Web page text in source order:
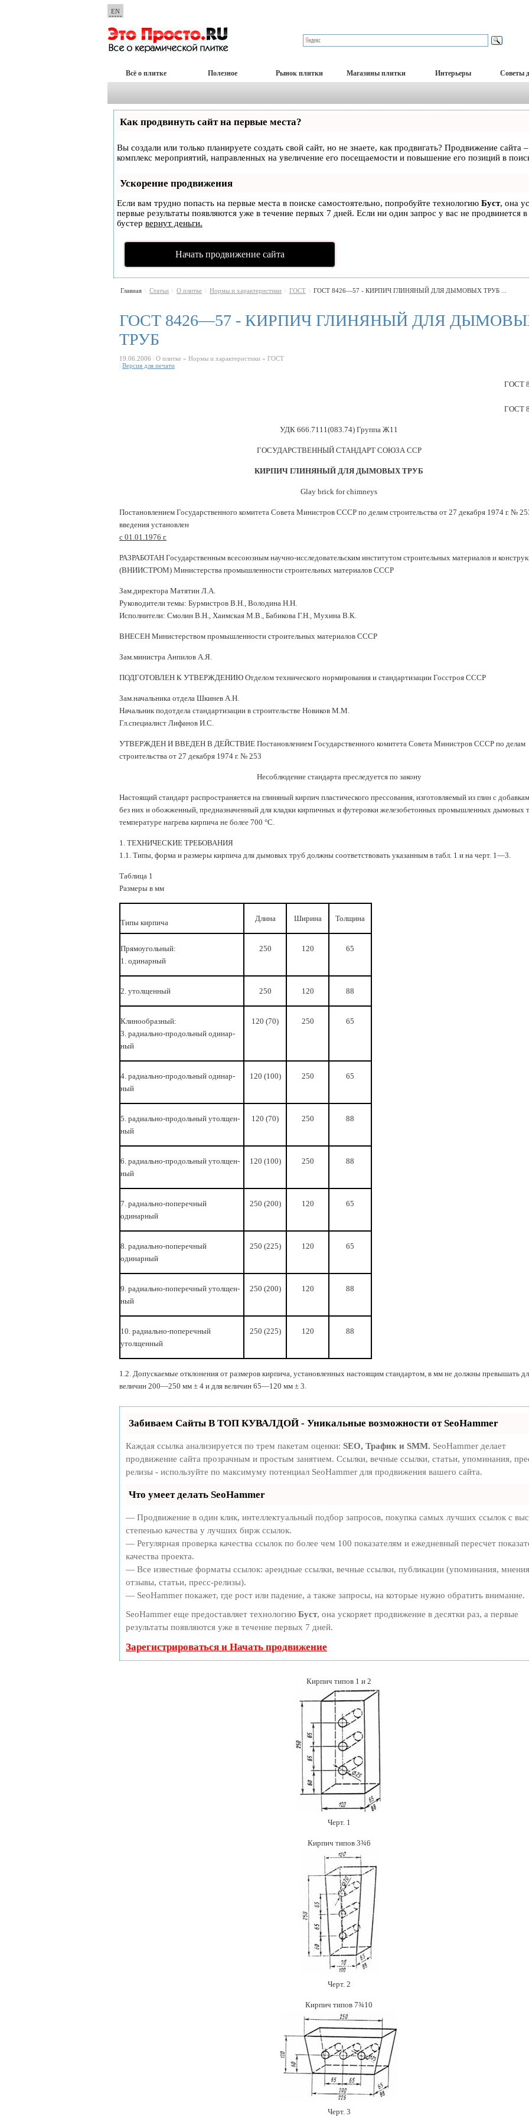
EN
Всё о плитке Полезное Рынок плитки Магазины плитки Интерьеры Советы
Как продвинуть сайт на первые места?
Вы создали или только планируете создать свой сайт, но не знаете, как продвигать? Продвижение сайта
комплекс мероприятий, направленных на увеличение его посещаемости и повышение его позиций в
Ускорение продвижения
Если вам трудно попасть на первые места в поиске самостоятельно, попробуйте технологию Буст, она
первые результаты появляются уже в течение первых 7 дней. Если ни один запрос у вас не продвинется
бустер вернут деньги.
Начать продвижение сайта
Главная \ Статьи \ О плитке \ Нормы и характеристики \ ГОСТ \ ГОСТ 8426—57 - КИРПИЧ ГЛИНЯНЫЙ ДЛЯ ДЫМОВЫХ ТРУБ ...
ГОСТ 8426—57 - КИРПИЧ ГЛИНЯНЫЙ ДЛЯ
ТРУБ
19.06.2006
О плитке » Нормы и характеристики » ГОСТ
Версия для печати
ГОСТ
ГОСТ
УДК 666.7111(083.74) Группа Ж11
ГОСУДАРСТВЕННЫЙ СТАНДАРТ СОЮЗА ССР
КИРПИЧ ГЛИНЯНЫЙ ДЛЯ ДЫМОВЫХ ТРУБ
Glay brick for chimneys
Постановлением Государственного комитета Совета Министров СССР по делам строительства от 27 декабря 1974 г. №
введения установлен
с 01.01.1976 г.
РАЗРАБОТАН Государственным всесоюзным научно-исследовательским институтом строительных материалов и
(ВНИИСТРОМ) Министерства промышленности строительных материалов СССР
Зам.директора Матятин Л.А.
Руководители темы: Бурмистров В.Н., Володина Н.Н.
Исполнители: Смолин В.Н., Хаимская М.В., Бабикова Г.Н., Мухина В.К.
ВНЕСЕН Министерством промышленности строительных материалов СССР
Зам.министра Анпилов А.Я.
ПОДГОТОВЛЕН К УТВЕРЖДЕНИЮ Отделом технического нормирования и стандартизации Госстроя СССР
Зам.начальника отдела Шкинев А.Н.
Начальник подотдела стандартизации в строительстве Новиков М.М.
Гл.специалист Лифанов И.С.
УТВЕРЖДЕН И ВВЕДЕН В ДЕЙСТВИЕ Постановлением Государственного комитета Совета Министров СССР по делам
строительства от 27 декабря 1974 г. № 253
Несоблюдение стандарта преследуется по закону
Настоящий стандарт распространяется на глиняный кирпич пластического прессования, изготовляемый из глин с
без них и обожженный, предназначенный для кладки кирпич­ных и футеровки железобетонных промышленных дымовых
температуре нагрева кирпича не более 700 °С.
1. ТЕХНИЧЕСКИЕ ТРЕБОВАНИЯ
1.1. Типы, форма и размеры кирпича для дымовых труб долж­ны соответствовать указанным в табл. 1 и на черт. 1—3.
Таблица 1
Размеры в мм
Типы кирпича Длина Ширина Толщина
Прямоугольный:
1. одинарный
250 120 65
2. утолщенный 250 120 88
Клинообразный:
3. радиально-продольный одинар­
ный
120 (70) 250 65
4. радиально-продольный одинар­
ный
120 (100) 250 65
5. радиально-продольный утолщен­
ный
120 (70) 250 88
6. радиально-продольный утолщен­
ный
120 (100) 250 88
7. радиально-поперечный
одинарный
250 (200) 120 65
8. радиально-поперечный
одинарный
250 (225) 120 65
9. радиально-поперечный утолщен­
ный
250 (200) 120 88
10. радиально-поперечный
утолщен­ный
250 (225) 120 88
1.2. Допускаемые отклонения от размеров кирпича, установ­ленных настоящим стандартом, в мм не должны превышать
величин 200—250 мм ± 4 и для величин 65—120 мм ± 3.
Забиваем Сайты В ТОП КУВАЛДОЙ - Уникальные возможности от SeoHammer
Каждая ссылка анализируется по трем пакетам оценки: SEO, Трафик и SMM. SeoHammer делает
продвижение сайта прозрачным и простым занятием. Ссылки, вечные ссылки, статьи, упоминания,
релизы - используйте по максимуму потенциал SeoHammer для продвижения вашего сайта.
Что умеет делать SeoHammer
— Продвижение в один клик, интеллектуальный подбор запросов, покупка самых лучших ссылок с
степенью качества у лучших бирж ссылок.
— Регулярная проверка качества ссылок по более чем 100 показателям и ежедневный пересчет
качества проекта.
— Все известные форматы ссылок: арендные ссылки, вечные ссылки, публикации (упоминания,
отзывы, статьи, пресс-релизы).
— SeoHammer покажет, где рост или падение, а также запросы, на которые нужно обратить внимание.
SeoHammer еще предоставляет технологию Буст, она ускоряет продвижение в десятки раз, а первые
результаты появляются уже в течение первых 7 дней.
Зарегистрироваться и Начать продвижение
Кирпич типов 1 и 2
Черт. 1
Кирпич типов 3¾6
Черт. 2
Кирпич типов 7¾10
Черт. 3